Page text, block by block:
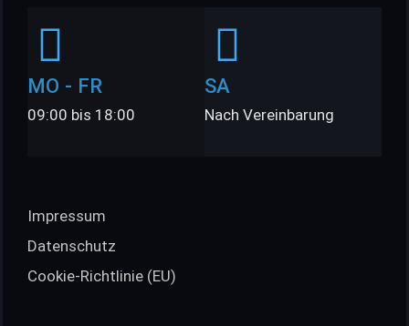
MO - FR
09:00 bis 18:00
SA
Nach Vereinbarung
Impressum
Datenschutz
Cookie-Richtlinie (EU)